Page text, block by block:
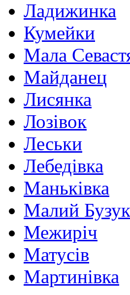
Ладижинка
Кумейки
Мала
Майданец
Лисянка
Лозівок
Леськи
Лебедівка
Маньківка
Малий
Межиріч
Матусів
Мартинівка